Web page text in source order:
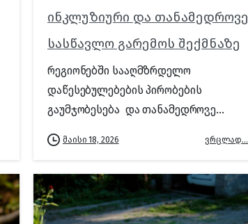
ინკლუზიური და თანამედროვე
სასწავლო გარემოს შექმნაზე
რეგიონებში სააღმზრდელო
დაწესებულებების პირობების
გაუმჯობესება და თანამედროვე...
მაისი 18, 2026 ვრცლად...